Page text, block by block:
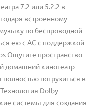
7.2 или 5.2.2 в
встроенному
по беспроводной
ею с АС с поддержкой
Ощутите пространство
домашний кинотеатр
погрузиться в
Dolby
системы для создания